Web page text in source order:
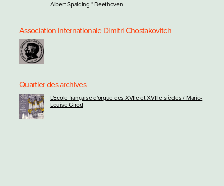
Albert Spalding * Beethoven
Association internationale Dimitri Chostakovitch
Quartier des archives
L'Ecole française d'orgue des XVIIe et XVIIIe siècles / Marie-
Louise Girod